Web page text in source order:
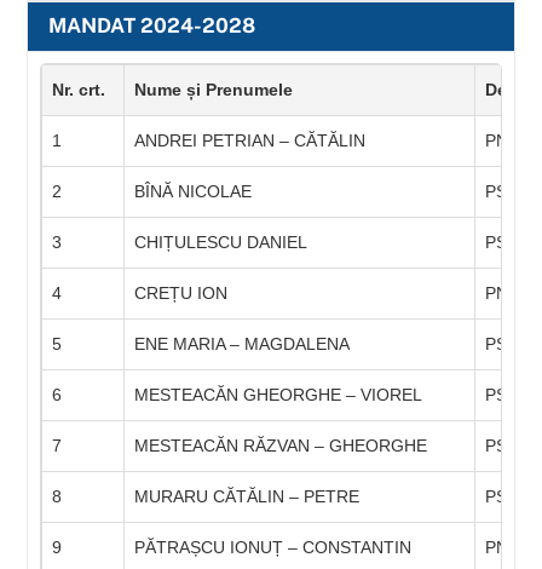
content
MANDAT 2024-2028
Nr. crt. Nume și Prenumele
1 ANDREI PETRIAN – CĂTĂLIN PNL
2 BÎNĂ NICOLAE PSD
3 CHIȚULESCU DANIEL PSD
4 CREȚU ION PNL
5 ENE MARIA – MAGDALENA PSD
6 MESTEACĂN GHEORGHE – VIOREL PSD
7 MESTEACĂN RĂZVAN – GHEORGHE PSD
8 MURARU CĂTĂLIN – PETRE PSD
9 PĂTRAȘCU IONUȚ – CONSTANTIN PNL